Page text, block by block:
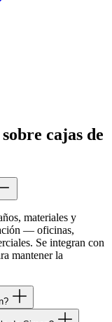
cajas de
materiales y
— oficinas,
Se integran con
mantener la